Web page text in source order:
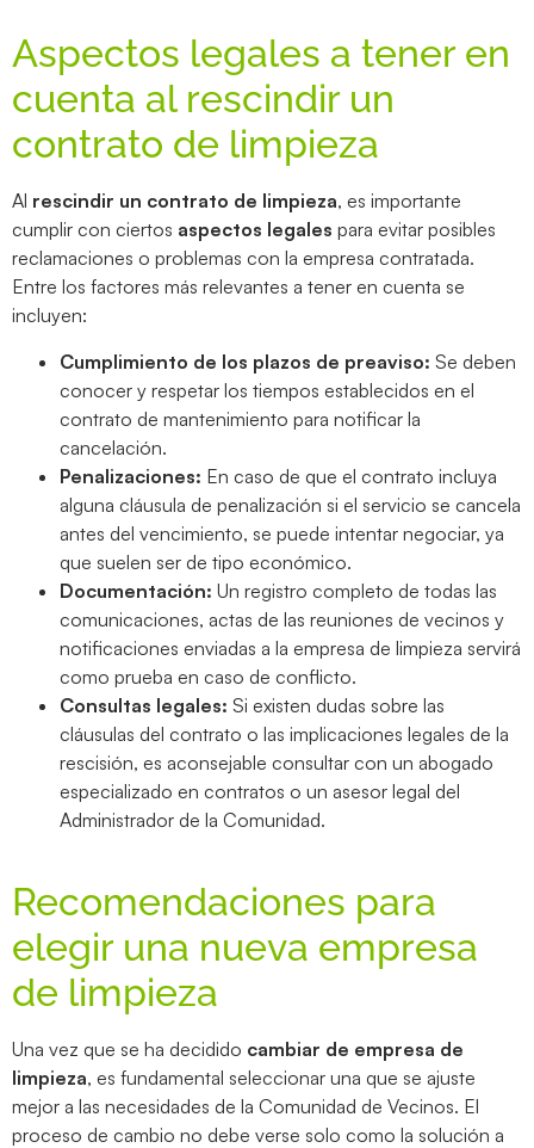
Aspectos legales a tener en
cuenta al rescindir un
contrato de limpieza
Al rescindir un contrato de limpieza, es importante
cumplir con ciertos aspectos legales para evitar posibles
reclamaciones o problemas con la empresa contratada.
Entre los factores más relevantes a tener en cuenta se
incluyen:
Cumplimiento de los plazos de preaviso: Se deben
conocer y respetar los tiempos establecidos en el
contrato de mantenimiento para notificar la
cancelación.
Penalizaciones: En caso de que el contrato incluya
alguna cláusula de penalización si el servicio se cancela
antes del vencimiento, se puede intentar negociar, ya
que suelen ser de tipo económico.
Documentación: Un registro completo de todas las
comunicaciones, actas de las reuniones de vecinos y
notificaciones enviadas a la empresa de limpieza servirá
como prueba en caso de conflicto.
Consultas legales: Si existen dudas sobre las
cláusulas del contrato o las implicaciones legales de la
rescisión, es aconsejable consultar con un abogado
especializado en contratos o un asesor legal del
Administrador de la Comunidad.
Recomendaciones para
elegir una nueva empresa
de limpieza
Una vez que se ha decidido cambiar de empresa de
limpieza, es fundamental seleccionar una que se ajuste
mejor a las necesidades de la Comunidad de Vecinos. El
proceso de cambio no debe verse solo como la solución a